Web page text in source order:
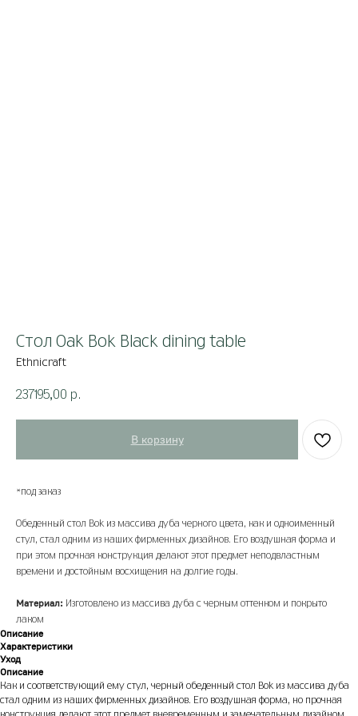
Стол Oak Bok Black dining table
Ethnicraft
237195,00 р.
В корзину
*под заказ
Обеденный стол Bok из массива дуба черного цвета, как и одноименный
стул, стал одним из наших фирменных дизайнов. Его воздушная форма и
при этом прочная конструкция делают этот предмет неподвластным
времени и достойным восхищения на долгие годы.
Материал: Изготовлено из массива дуба с черным оттенком и покрыто
лаком
Описание
Характеристики
Уход
Описание
Как и соответствующий ему стул, черный обеденный стол Bok из массива дуба
стал одним из наших фирменных дизайнов. Его воздушная форма, но прочная